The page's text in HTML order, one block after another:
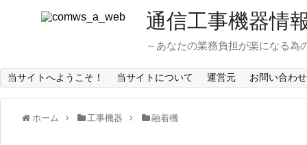
通信工事機器情
～あなたの業務負担が楽になる為
当サイトへようこそ！ 当サイトについて 運営元 お問い合わせ
ホーム 工事機器 融着機